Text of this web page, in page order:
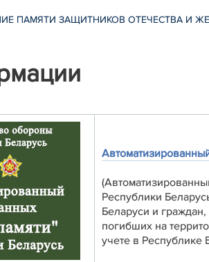
ПАМЯТИ ЗАЩИТНИКОВ ОТЕЧЕСТВА И
Республики
Беларуси и
погибших на
учете в Республике